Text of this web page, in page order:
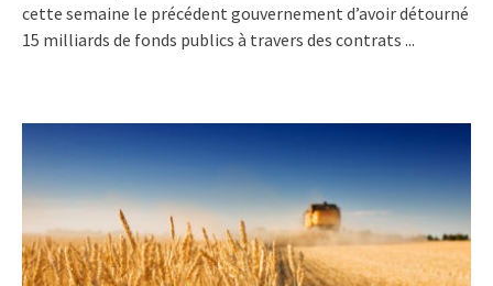
cette semaine le précédent gouvernement d’avoir détourné
15 milliards de fonds publics à travers des contrats ...